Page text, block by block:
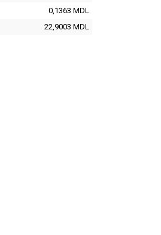
0,1363 MDL
22,9003 MDL